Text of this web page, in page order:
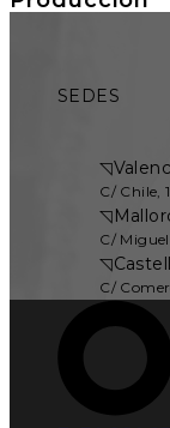
SEDES
◹
C/ Chile,
◹
C/
◹
C/